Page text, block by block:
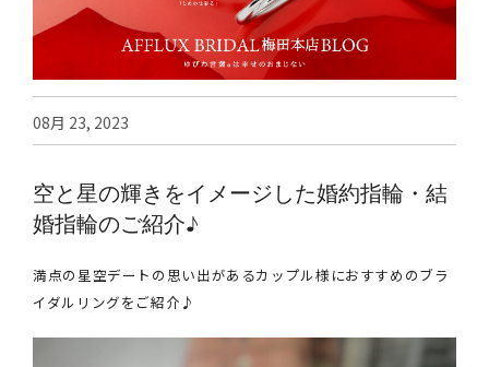
結婚指輪
パーフェクト
商品カテゴリ
AFFLUXについて
AFFLUXの永久保証®
ゆびわ言葉®
クオリティ
AFFLUXダイヤモンド
08月 23, 2023
空と星の輝きをイメージした婚約指輪・結
婚指輪のご紹介♪
満点の星空デートの思い出があるカップル様におすすめのブラ
イダルリングをご紹介♪